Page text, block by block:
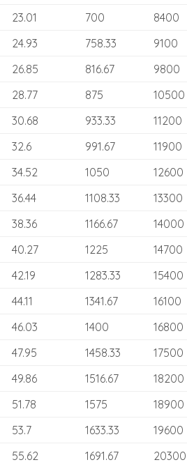
23.01 700 8400
24.93 758.33 9100
26.85 816.67 9800
28.77 875 10500
30.68 933.33 11200
32.6 991.67 11900
34.52 1050 12600
36.44 1108.33 13300
38.36 1166.67 14000
40.27 1225 14700
42.19 1283.33 15400
44.11 1341.67 16100
46.03 1400 16800
47.95 1458.33 17500
49.86 1516.67 18200
51.78 1575 18900
53.7 1633.33 19600
55.62 1691.67 20300